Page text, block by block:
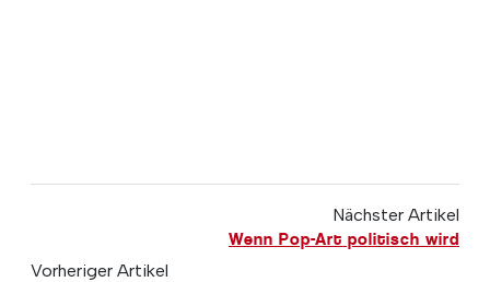
Nächster Artikel
Wenn Pop-Art politisch wird
Vorheriger Artikel